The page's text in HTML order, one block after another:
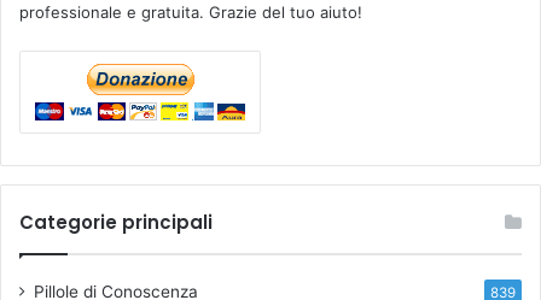
professionale e gratuita. Grazie del tuo aiuto!
Categorie principali
Pillole di Conoscenza 839